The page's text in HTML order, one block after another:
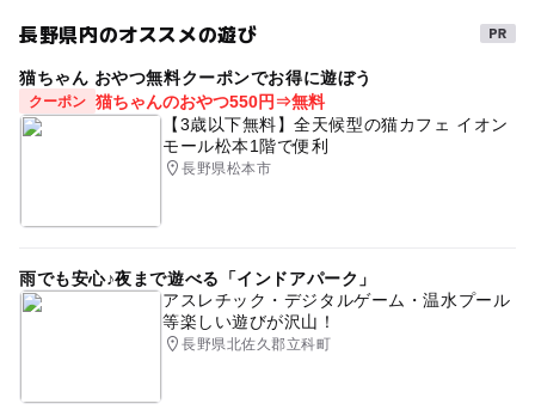
長野県内のオススメの遊び
猫ちゃん おやつ無料クーポンでお得に遊ぼう
クーポン 猫ちゃんのおやつ550円⇒無料
【3歳以下無料】全天候型の猫カフェ イオン
モール松本1階で便利
長野県松本市
雨でも安心♪夜まで遊べる「インドアパーク」
アスレチック・デジタルゲーム・温水プール
等楽しい遊びが沢山！
長野県北佐久郡立科町